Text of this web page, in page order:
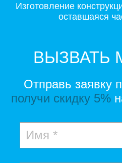
Изготовление
оставшаяся
ВЫЗВАТЬ
Отправь заявку
получи скидку 5%